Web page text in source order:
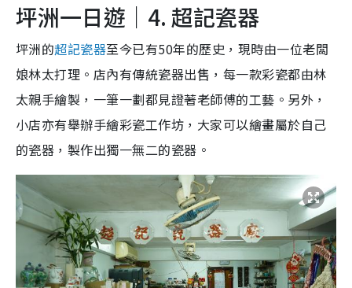
坪洲一日遊｜4. 超記瓷器
坪洲的超記瓷器至今已有50年的歷史，現時由一位老闆
娘林太打理。店內有傳統瓷器出售，每一款彩瓷都由林
太親手繪製，一筆一劃都見證著老師傅的工藝。另外，
小店亦有舉辦手繪彩瓷工作坊，大家可以繪畫屬於自己
的瓷器，製作出獨一無二的瓷器。